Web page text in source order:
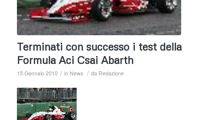
Terminati con successo i test della
Formula Aci Csai Abarth
15 Gennaio 2010 / in News / da Redazione